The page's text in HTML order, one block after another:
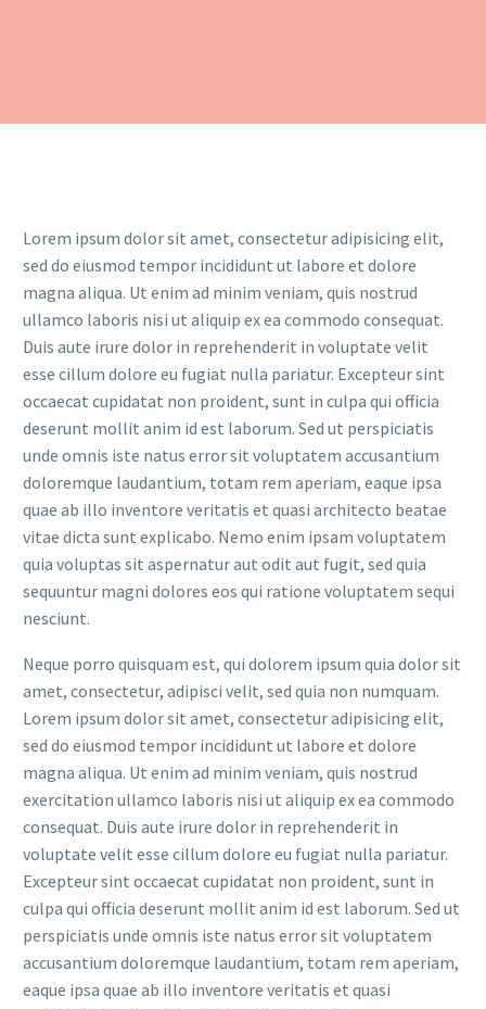
Lorem ipsum dolor sit amet, consectetur adipisicing elit,
sed do eiusmod tempor incididunt ut labore et dolore
magna aliqua. Ut enim ad minim veniam, quis nostrud
ullamco laboris nisi ut aliquip ex ea commodo consequat.
Duis aute irure dolor in reprehenderit in voluptate velit
esse cillum dolore eu fugiat nulla pariatur. Excepteur sint
occaecat cupidatat non proident, sunt in culpa qui officia
deserunt mollit anim id est laborum. Sed ut perspiciatis
unde omnis iste natus error sit voluptatem accusantium
doloremque laudantium, totam rem aperiam, eaque ipsa
quae ab illo inventore veritatis et quasi architecto beatae
vitae dicta sunt explicabo. Nemo enim ipsam voluptatem
quia voluptas sit aspernatur aut odit aut fugit, sed quia
sequuntur magni dolores eos qui ratione voluptatem sequi
nesciunt.
Neque porro quisquam est, qui dolorem ipsum quia dolor sit
amet, consectetur, adipisci velit, sed quia non numquam.
Lorem ipsum dolor sit amet, consectetur adipisicing elit,
sed do eiusmod tempor incididunt ut labore et dolore
magna aliqua. Ut enim ad minim veniam, quis nostrud
exercitation ullamco laboris nisi ut aliquip ex ea commodo
consequat. Duis aute irure dolor in reprehenderit in
voluptate velit esse cillum dolore eu fugiat nulla pariatur.
Excepteur sint occaecat cupidatat non proident, sunt in
culpa qui officia deserunt mollit anim id est laborum. Sed ut
perspiciatis unde omnis iste natus error sit voluptatem
accusantium doloremque laudantium, totam rem aperiam,
eaque ipsa quae ab illo inventore veritatis et quasi